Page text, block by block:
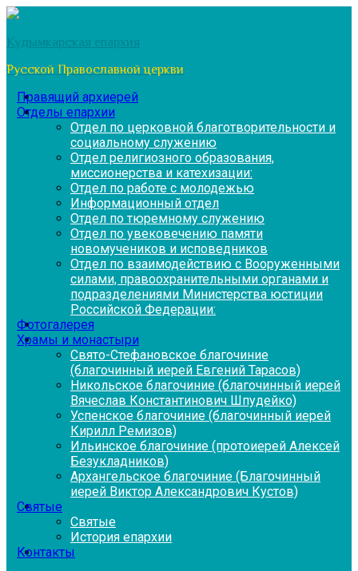
Перейти
содержимому
Кудымкарская епархия
Русской Православной церкви
Правящий архиерей
Отделы епархии
Отдел по церковной благотворительности и
социальному служению
Отдел религиозного образования,
миссионерства и катехизации:
Отдел по работе с молодежью
Информационный отдел
Отдел по тюремному служению
Отдел по увековечению памяти
новомучеников и исповедников
Отдел по взаимодействию с Вооруженными
силами, правоохранительными органами и
подразделениями Министерства юстиции
Российской Федерации:
Фотогалерея
Храмы и монастыри
Свято-Стефановское благочиние
(благочинный иерей Евгений Тарасов)
Никольское благочиние (благочинный иерей
Вячеслав Константинович Шпудейко)
Успенское благочиние (благочинный иерей
Кирилл Ремизов)
Ильинское благочиние (протоиерей Алексей
Безукладников)
Архангельское благочиние (Благочинный
иерей Виктор Александрович Кустов)
Святые
Святые
История епархии
Контакты